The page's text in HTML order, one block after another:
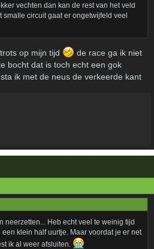
vechten dan kan de rest van het veld
circuit gaat er ongetwijfeld veel
op mijn tijd
de race ga ik niet
bocht dat is toch echt een gok
ik met de neus de verkeerde kant
neerzetten... Heb echt veel te weinig tijd
klein half uurtje. Maar voordat je er net
ik al weer afsluiten.